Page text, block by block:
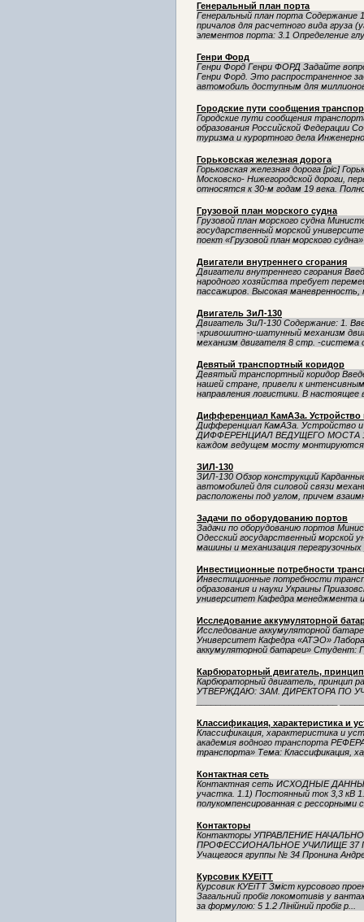
Генеральный план порта
Генеральный план порта Содержание
причалов для расчетного вида груза
элементов порта: 3.1 Определение
Генри Форд
Генри Форд Генри ФОРД Задайте
Генри Форд. Это распространенное
автомобиль доступным для
Городские пути сообщения
Городские пути сообщения
образования Российской Федерации
туризма и курортного дела
Горьковская железная дорога
Горьковская железная дорога [pic]
Московско- Нижегородской дороги,
относятся к 30-м годам 19 века.
Грузовой план морского судна
Грузовой план морского судна
государственный морской
поект «Грузовой план морского
Двигатели внутреннего сгорания
Двигатели внутреннего сгорания
народного хозяйства требует
пассажиров. Высокая маневренность,
Двигатель ЗиЛ-130
Двигатель ЗиЛ-130 Содержание: 1.
-кривошитно-шатунный механизм
механизм двигателя 8 стр. -система
Девятый транспортный коридор
Девятый транспортный коридор
нашей стране, привели к
направления логистики. В настоящее
Дифференциал КамАЗа. Устройство
Дифференциал КамАЗа. Устройство
ДИФФЕРЕНЦИАЛ ВЕДУЩЕГО МОСТА
каждом ведущем мосту монтируются
ЗИЛ-130
ЗИЛ-130 Обзор конструкций
автомобилей для силовой связи
расположены под углом, причем
Задачи по оборудованию портов
Задачи по оборудованию портов
Одесский государственный морской
машины и механизация
Инвестиционные потребности
Инвестиционные потребности
образования и науки Украины
университет Кафедра менеджмента
Исследование аккумуляторной
Исследование аккумуляторной
Университет Кафедра «АТЭО»
аккумуляторной батареи» Студент:
Карбюраторный двигатель,
Карбюраторный двигатель,
УТВЕРЖДАЮ: ЗАМ. ДИРЕКТОРА ПО
Классификация, характеристика и
Классификация, характеристика и
академия водного транспорта
транспорта» Тема: Классификация,
Контактная сеть
Контактная сеть ИСХОДНЫЕ ДАННЫЕ
участка. 1.1) Постоянный ток 3,3 кВ
полукомпенсированная с рессорными
Контакторы
Контакторы УПРАВЛЕНИЕ
ПРОФЕССИОНАЛЬНОЕ УЧИЛИЩЕ 37
Учащегося группы № 34 Пронина
Курсовик КУЕіТТ
Курсовик КУЕіТТ Зміст курсового
Загальний пробіг локомотивів у
за формулою: 5 1.2 Лінійний пробіг р...